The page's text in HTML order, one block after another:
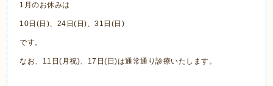
1月のお休みは
10日(日)、24日(日)、31日(日)
です。
なお、11日(月祝)、17日(日)は通常通り診療いたします。